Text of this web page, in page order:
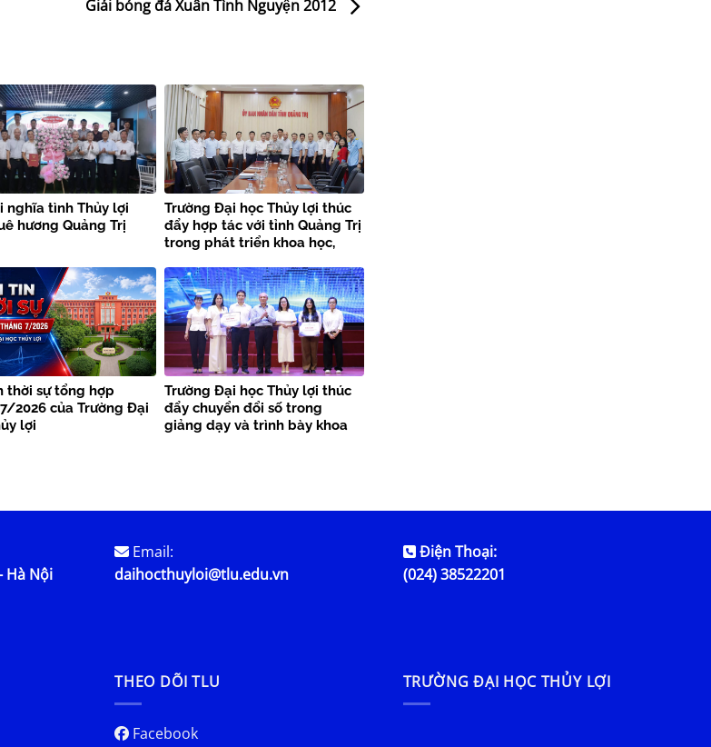
Giải bóng đá Xuân Tình Nguyện 2012
nghĩa tình Thủy lợi
hương Quảng Trị
Trường Đại học Thủy lợi thúc
đẩy hợp tác với tỉnh Quảng Trị
trong phát triển khoa học,
thời sự tổng hợp
2026 của Trường Đại
lợi
Trường Đại học Thủy lợi thúc
đẩy chuyển đổi số trong
giảng dạy và trình bày khoa
Hà Nội
Email:
daihocthuyloi@tlu.edu.vn
Điện Thoại:
(024) 38522201
THEO DÕI TLU
Facebook
TRƯỜNG ĐẠI HỌC THỦY LỢI